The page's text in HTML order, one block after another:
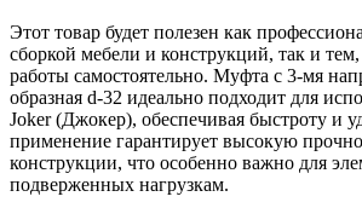
Этот товар будет полезен как
сборкой мебели и конструкций, так и
работы самостоятельно. Муфта с 3-мя
образная d-32 идеально подходит для
Joker (Джокер), обеспечивая быстроту и
применение гарантирует высокую
конструкции, что особенно важно для
подверженных нагрузкам.